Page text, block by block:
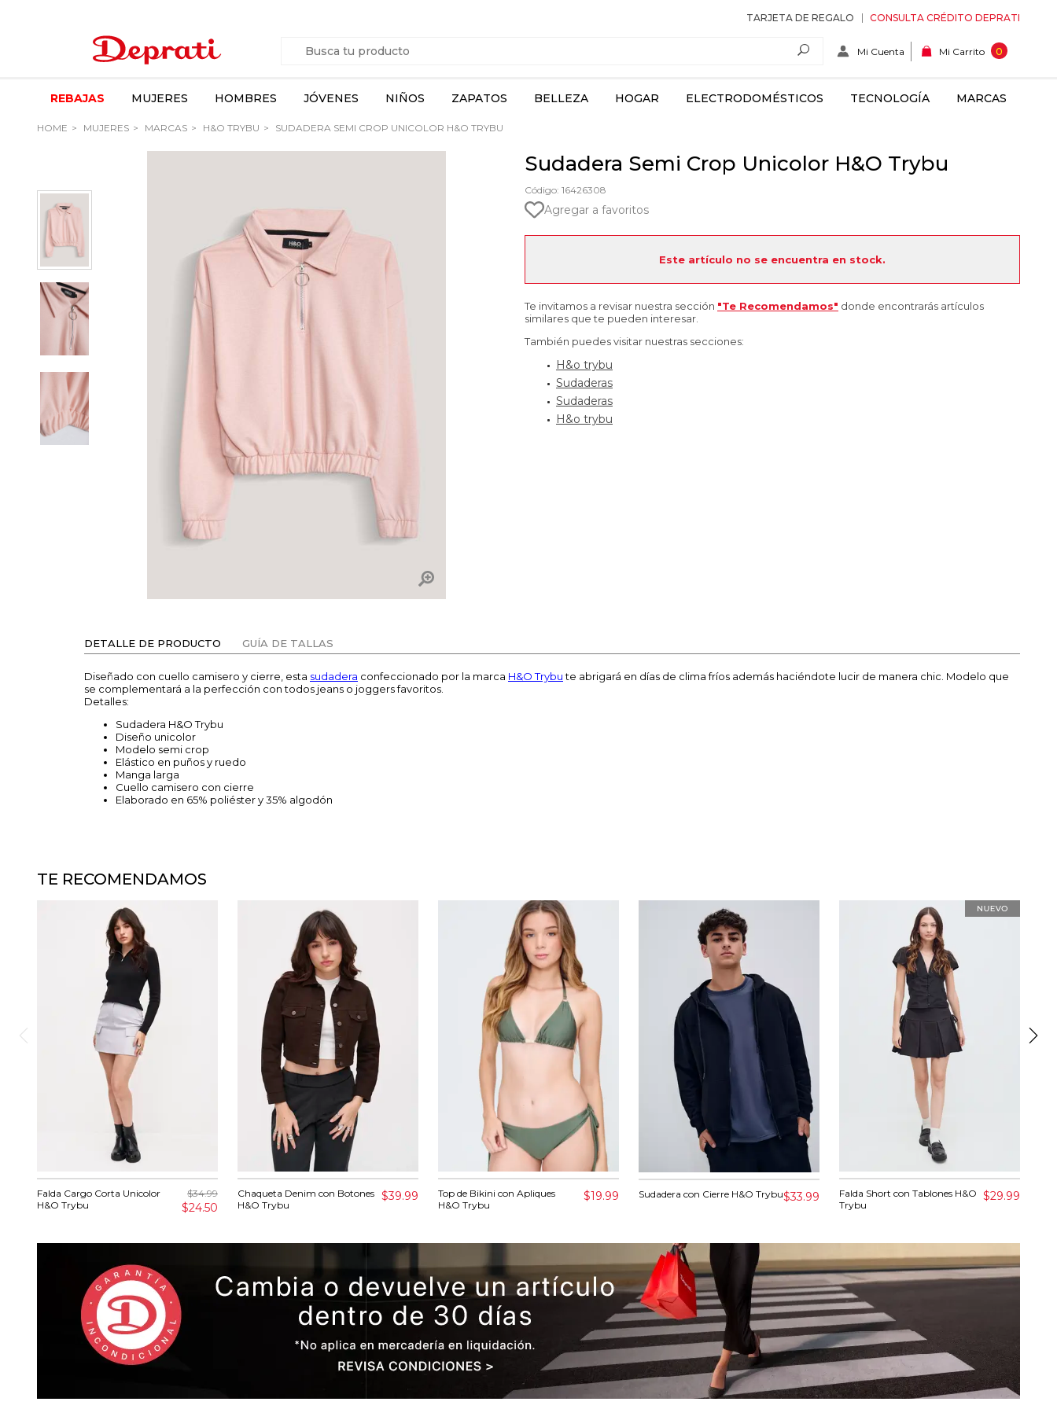
TARJETA DE REGALO CONSULTA CRÉDITO DEPRATI
Mi Cuenta Mi Carrito 0
REBAJAS MUJERES HOMBRES JÓVENES NIÑOS ZAPATOS BELLEZA HOGAR ELECTRODOMÉSTICOS TECNOLOGÍA MARCAS
HOME MUJERES MARCAS H&O TRYBU SUDADERA SEMI CROP UNICOLOR H&O TRYBU
Sudadera Semi Crop Unicolor H&O Trybu
Código: 16426308
Agregar a favoritos
Este artículo no se encuentra en stock.
Te invitamos a revisar nuestra sección "Te Recomendamos" donde encontrarás artículos
similares que te pueden interesar.
También puedes visitar nuestras secciones:
H&o trybu
Sudaderas
Sudaderas
H&o trybu
DETALLE DE PRODUCTO GUÍA DE TALLAS
Diseñado con cuello camisero y cierre, esta sudadera confeccionado por la marca H&O Trybute abrigará en días de clima fríos además haciéndote lucir de manera chic. Modelo que
se complementará a la perfección con todos jeans o joggers favoritos.
Detalles:
Sudadera H&O Trybu
Diseño unicolor
Modelo semi crop
Elástico en puños y ruedo
Manga larga
Cuello camisero con cierre
Elaborado en 65% poliéster y 35% algodón
TE RECOMENDAMOS
Falda Cargo Corta Unicolor
H&O Trybu
$34.99
$24.50
Chaqueta Denim con Botones
H&O Trybu
$39.99
Top de Bikini con Apliques
H&O Trybu
$19.99 Sudadera con Cierre H&O Trybu$33.99
Falda Short con Tablones H&O
Trybu
$29.99